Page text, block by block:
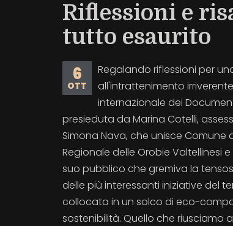
Riflessioni e
tutto esaurito
6
OTT
Regalando riflessioni per
all'intrattenimento
internazionale dei
presieduta da Marina Cotelli,
Simona Nava, che unisce Comune
Regionale delle Orobie Valtellinesi
suo pubblico che gremiva la
delle più interessanti iniziative del
collocata in un solco di eco-
sostenibilità. Quello che riusciamo